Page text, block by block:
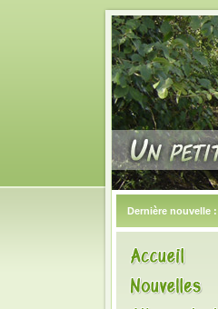
Dernière nouvelle :